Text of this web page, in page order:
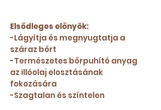
Elsődleges előnyök:
-Lágyítja és megnyugtatja a
száraz bőrt
-Természetes bőrpuhító anyag
az illóolaj elosztásának
fokozására
-Szagtalan és színtelen